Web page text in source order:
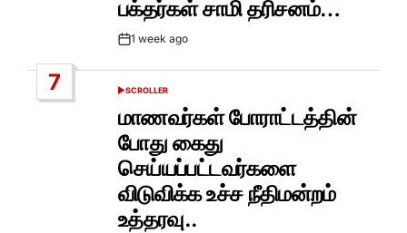
பக்தர்கள் சாமி தரிசனம்…
Post1 week ago
7
POSTED
SCROLLER
மாணவர்கள் போராட்டத்தின்
போது கைது
செய்யப்பட்டவர்களை
விடுவிக்க உச்ச நீதிமன்றம்
உத்தரவு..